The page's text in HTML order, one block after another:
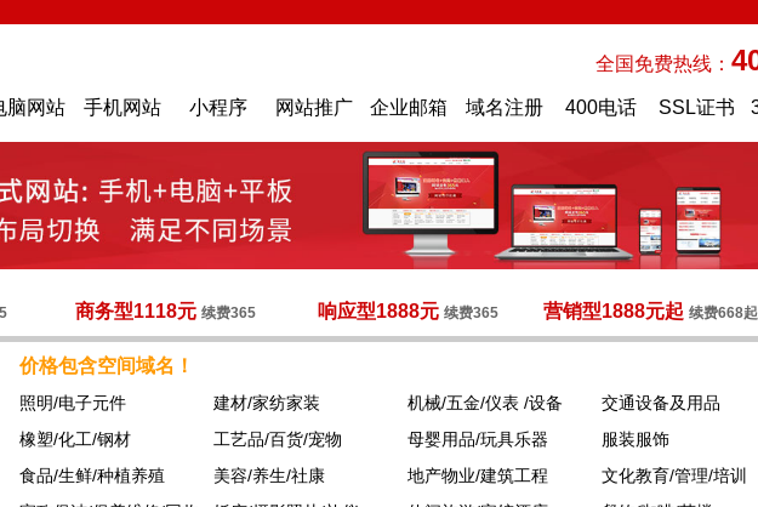
全国免费热线：
脑网站 手机网站 小程序 网站推广 企业邮箱 域名注册 400电话 SSL证书
商务型1118元 续费365 响应型1888元 续费365 营销型1888元起 续费668起
价格包含空间域名！
照明/电子元件 建材/家纺家装 机械/五金/仪表 /设备 交通设备及用品
橡塑/化工/钢材 工艺品/百货/宠物 母婴用品/玩具乐器 服装服饰
食品/生鲜/种植养殖 美容/养生/社康 地产物业/建筑工程 文化教育/管理/培训